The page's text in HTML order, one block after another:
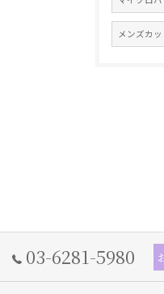
メンズカッ
03-6281-5980